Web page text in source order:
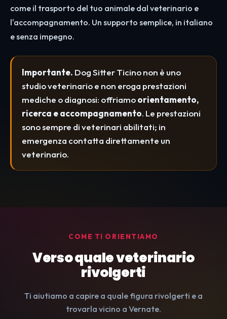
come il trasporto del tuo animale dal veterinario e
l'accompagnamento. Un supporto semplice, in italiano
e senza impegno.
Importante. Dog Sitter Ticino non è uno
studio veterinario e non eroga prestazioni
mediche o diagnosi: offriamoorientamento,
ricerca e accompagnamento. Le prestazioni
sono sempre di veterinari abilitati; in
emergenza contatta direttamente un
veterinario.
COME TI ORIENTIAMO
Verso quale veterinario
rivolgerti
Ti aiutiamo a capire a quale figura rivolgerti e a
trovarla vicino a Vernate.